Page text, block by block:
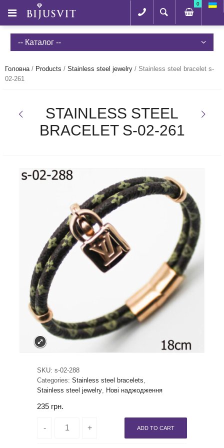
0
-- Каталог --
Головна/ Products / Stainless steel jewelry / Stainless steel bracelet s-
02-261
STAINLESS STEEL
BRACELET S-02-261
SKU: s-02-288
Categories: Stainless steel bracelets,
Stainless steel jewelry, Нові наджодження
235 грн.
ADD TO CART